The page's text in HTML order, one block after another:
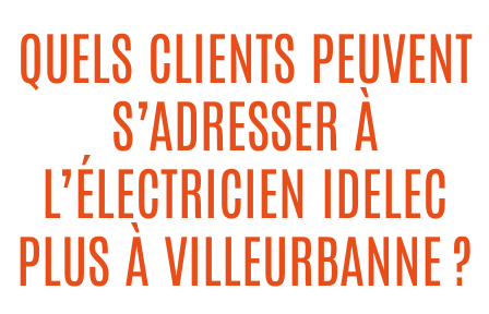
QUELS CLIENTS PEUVENT
S’ADRESSER À
L’ÉLECTRICIEN IDELEC
PLUS À VILLEURBANNE ?